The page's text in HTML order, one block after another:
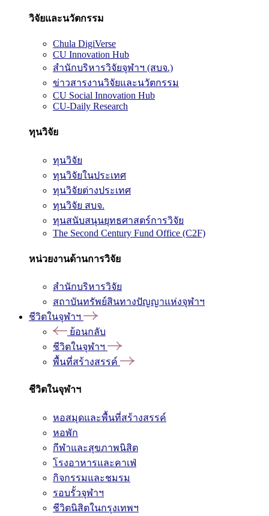
วิจัยและนวัตกรรม
Chula DigiVerse
CU Innovation Hub
สำนักบริหารวิจัยจุฬาฯ (สบจ.)
ข่าวสารงานวิจัยและนวัตกรรม
CU Social Innovation Hub
CU-Daily Research
ทุนวิจัย
ทุนวิจัย
ทุนวิจัยในประเทศ
ทุนวิจัยต่างประเทศ
ทุนวิจัย สบจ.
ทุนสนับสนุนยุทธศาสตร์การวิจัย
The Second Century Fund Office (C2F)
หน่วยงานด้านการวิจัย
สำนักบริหารวิจัย
สถาบันทรัพย์สินทางปัญญาแห่งจุฬาฯ
ชีวิตในจุฬาฯ
ย้อนกลับ
ชีวิตในจุฬาฯ
พื้นที่สร้างสรรค์
ชีวิตในจุฬาฯ
หอสมุดและพื้นที่สร้างสรรค์
หอพัก
กีฬาและสุขภาพนิสิต
โรงอาหารและคาเฟ่
กิจกรรมและชมรม
รอบรั้วจุฬาฯ
ชีวิตนิสิตในกรุงเทพฯ